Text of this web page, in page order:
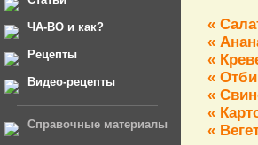
ЧА-ВО и как?
Рецепты
Видео-рецепты
Справочные материалы
«
«
«
«
«
«
«